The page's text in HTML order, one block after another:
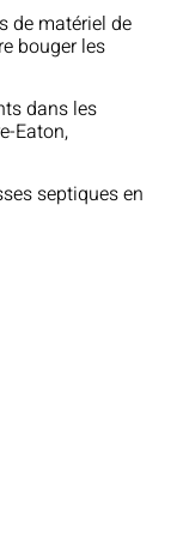
de matériel de
bouger les
dans les
Eaton,
septiques en